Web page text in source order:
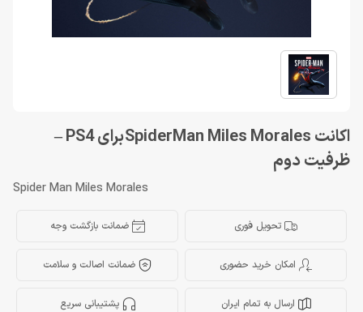
اكانت SpiderMan Miles Morales برای PS4 –
ظرفيت دوم
Spider Man Miles Morales
تحویل فوری ضمانت بازگشت وجه
امکان خرید حضوری ضمانت اصالت و سلامت
ارسال به تمام ایران پشتیبانی سریع